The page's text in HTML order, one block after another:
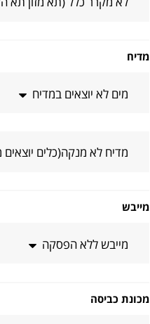
מדיח
מים לא יוצאים במדיח
מדיח לא מנקה(כלים יוצאים
מייבש
מייבש ללא הפסקה
מכונת כביסה